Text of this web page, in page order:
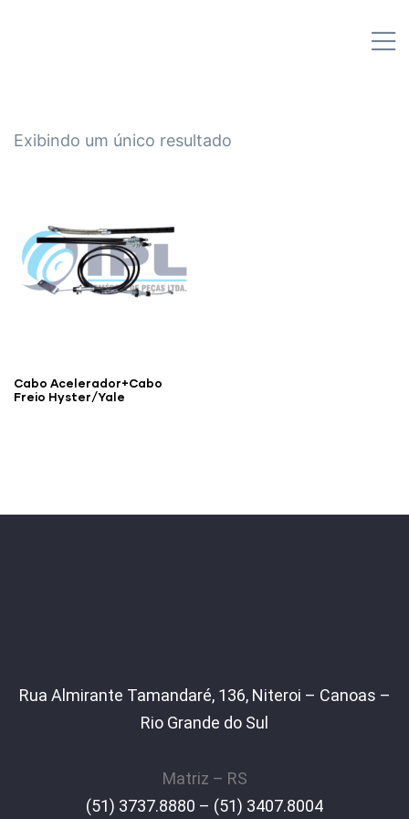
Exibindo um único resultado
Cabo Acelerador+Cabo
Freio Hyster/Yale
Rua Almirante Tamandaré, 136, Niteroi – Canoas –
Rio Grande do Sul
Matriz – RS
(51) 3737.8880 – (51) 3407.8004